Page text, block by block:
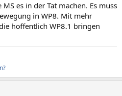
es in der Tat machen. Es muss
in WP8. Mit mehr
hoffentlich WP8.1 bringen